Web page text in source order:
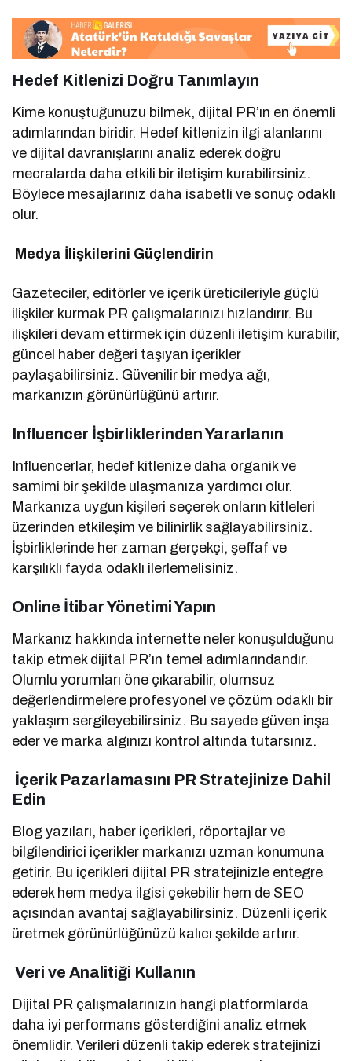
Hedef Kitlenizi Doğru Tanımlayın
Kime konuştuğunuzu bilmek, dijital PR’ın en önemli
adımlarından biridir. Hedef kitlenizin ilgi alanlarını
ve dijital davranışlarını analiz ederek doğru
mecralarda daha etkili bir iletişim kurabilirsiniz.
Böylece mesajlarınız daha isabetli ve sonuç odaklı
olur.
Medya İlişkilerini Güçlendirin
Gazeteciler, editörler ve içerik üreticileriyle güçlü
ilişkiler kurmak PR çalışmalarınızı hızlandırır. Bu
ilişkileri devam ettirmek için düzenli iletişim kurabilir,
güncel haber değeri taşıyan içerikler
paylaşabilirsiniz. Güvenilir bir medya ağı,
markanızın görünürlüğünü artırır.
Influencer İşbirliklerinden Yararlanın
Influencerlar, hedef kitlenize daha organik ve
samimi bir şekilde ulaşmanıza yardımcı olur.
Markanıza uygun kişileri seçerek onların kitleleri
üzerinden etkileşim ve bilinirlik sağlayabilirsiniz.
İşbirliklerinde her zaman gerçekçi, şeffaf ve
karşılıklı fayda odaklı ilerlemelisiniz.
Online İtibar Yönetimi Yapın
Markanız hakkında internette neler konuşulduğunu
takip etmek dijital PR’ın temel adımlarındandır.
Olumlu yorumları öne çıkarabilir, olumsuz
değerlendirmelere profesyonel ve çözüm odaklı bir
yaklaşım sergileyebilirsiniz. Bu sayede güven inşa
eder ve marka algınızı kontrol altında tutarsınız.
İçerik Pazarlamasını PR Stratejinize Dahil
Edin
Blog yazıları, haber içerikleri, röportajlar ve
bilgilendirici içerikler markanızı uzman konumuna
getirir. Bu içerikleri dijital PR stratejinizle entegre
ederek hem medya ilgisi çekebilir hem de SEO
açısından avantaj sağlayabilirsiniz. Düzenli içerik
üretmek görünürlüğünüzü kalıcı şekilde artırır.
Veri ve Analitiği Kullanın
Dijital PR çalışmalarınızın hangi platformlarda
daha iyi performans gösterdiğini analiz etmek
önemlidir. Verileri düzenli takip ederek stratejinizi